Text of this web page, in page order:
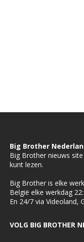
Big Brother
Big Brother nieuws
kunt lezen.
Big Brother is elke
België elke werkdag
En 24/7 via Videoland,
VOLG BIG BROTHER